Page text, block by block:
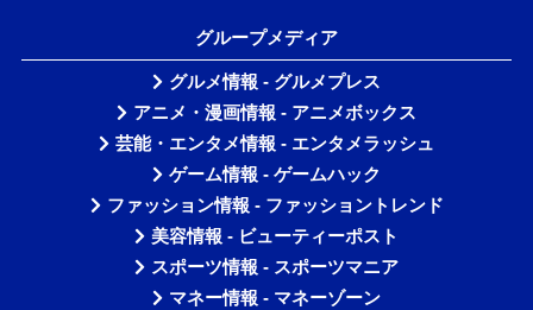
グループメディア
グルメ情報 - グルメプレス
アニメ・漫画情報 - アニメボックス
芸能・エンタメ情報 - エンタメラッシュ
ゲーム情報 - ゲームハック
ファッション情報 - ファッショントレンド
美容情報 - ビューティーポスト
スポーツ情報 - スポーツマニア
マネー情報 - マネーゾーン